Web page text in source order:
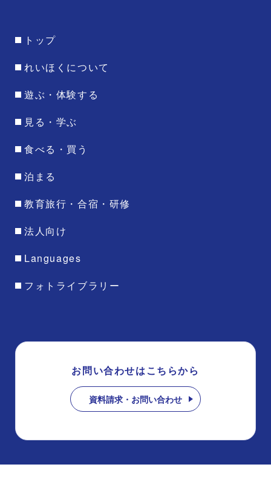
トップ
れいほくについて
遊ぶ・体験する
見る・学ぶ
食べる・買う
泊まる
教育旅行・合宿・研修
法人向け
Languages
フォトライブラリー
お問い合わせはこちらから
資料請求・お問い合わせ